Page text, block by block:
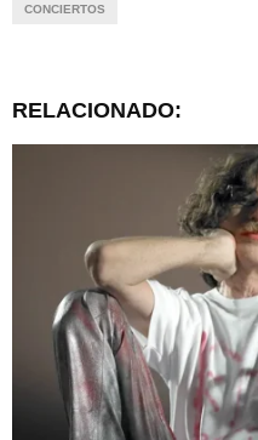
CONCIERTOS
RELACIONADO: